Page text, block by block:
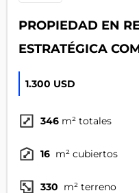
PROPIEDAD EN
ESTRATÉGICA
1.300 USD
346 m² totales
16 m² cubiertos
330 m² terreno